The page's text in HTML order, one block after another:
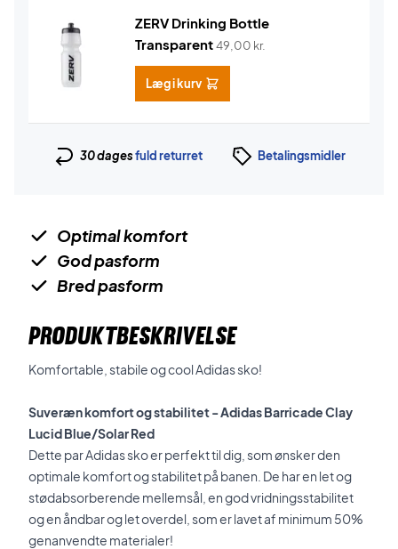
ZERV Drinking Bottle
Transparent49,00 kr.
Læg i kurv
30 dagesfuld returret Betalingsmidler
Optimal komfort
God pasform
Bred pasform
PRODUKTBESKRIVELSE
Komfortable, stabile og cool Adidas sko!
Suveræn komfort og stabilitet - Adidas Barricade Clay
Lucid Blue/Solar Red
Dette par Adidas sko er perfekt til dig, som ønsker den
optimale komfort og stabilitet på banen. De har en let og
stødabsorberende mellemsål, en god vridningsstabilitet
og en åndbar og let overdel, som er lavet af minimum 50%
genanvendte materialer!